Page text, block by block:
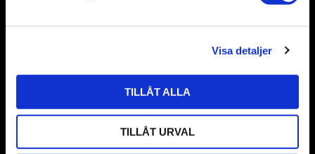
Visa detaljer
TILLÅT ALLA
TILLÅT URVAL
Dina personuppgifter behandlas i enlighet med vårintegritetspolicy.